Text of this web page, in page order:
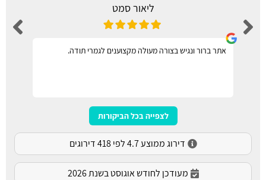
ליאור סמט
אתר ברור ונגיש בצורה מעולה מקצוענים לגמרי תודה.
לצפייה בכל הביקורות
דירוג ממוצע 4.7 לפי 418 דירוגים
מעודכן לחודש אוגוסט בשנת 2026